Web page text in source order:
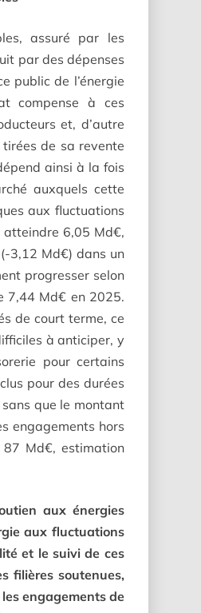
assuré par les
par des dépenses
public de l’énergie
compense à ces
et, d’autre
tirées de sa revente
ainsi à la fois
auxquels cette
aux fluctuations
atteindre 6,05 Md€,
3,12 Md€) dans un
progresser selon
7,44 Md€ en 2025.
de court terme, ce
à anticiper, y
pour certains
pour des durées
que le montant
engagements hors
Md€, estimation
aux énergies
aux fluctuations
et le suivi de ces
filières soutenues,
engagements de